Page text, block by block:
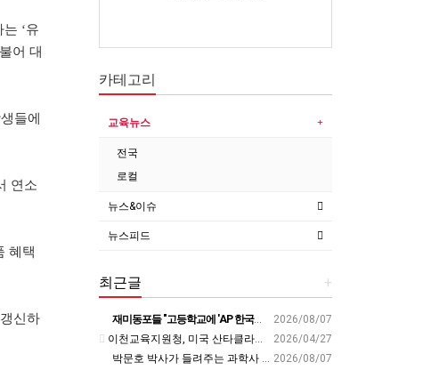
‘유
어 대
들에
연소
혜택
신하
카테고리
교육뉴스
전국
로컬
뉴스&이슈
뉴스피드
+
최근글
2026/08/07
재미동포들 "고등학교에 'AP 한국어' 도입하라“ - 재외동포신문
2026/04/27
이천교육지원청, 미국 산타클라라와 국제교육교류 파트너십 회의 개최:경인투데이뉴스 - 경인투데이뉴스
2026/08/07
박문호 박사가 들려주는 과학사 속 결정적 순간들! 직관을 뛰어넘는 과학적 통찰 : 생각하는 청소년을 위한 과학 시리즈 1부(feat.박문호 박사)